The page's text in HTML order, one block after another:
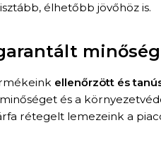
élhetőbb jövőhöz is.
minőség
ellenőrzött és
és a
rétegelt lemezeink a